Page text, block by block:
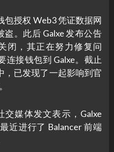
授权 Web3 凭证数据网
盗。此后 Galxe 发布公告
闭，其正在努力修复问
连接钱包到 Galxe。截止
，已发现了一起影响到官
交媒体发文表示，Galxe
近进行了 Balancer 前端